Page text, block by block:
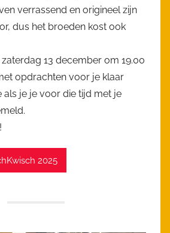
verrassend en origineel zijn
dus het broeden kost ook
13 december om 19.00
opdrachten voor je klaar
als je je voor die tijd met je
2025